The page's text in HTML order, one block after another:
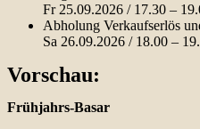
Fr 25.09.2026 / 17.30 –
Abholung Verkaufserlös
Sa 26.09.2026 / 18.00 –
Vorschau:
Frühjahrs-Basar